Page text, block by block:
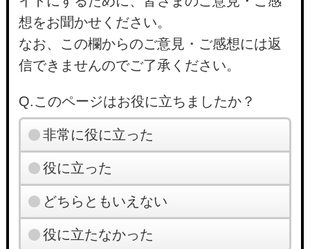
想をお聞かせください。
なお、この欄からのご意見・ご感想には返
信できませんのでご了承ください。
Q.このページはお役に立ちましたか？
非常に役に立った
役に立った
どちらともいえない
役に立たなかった